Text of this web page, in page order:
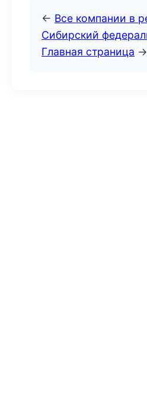
← Все компании в
Сибирский
Главная страница →